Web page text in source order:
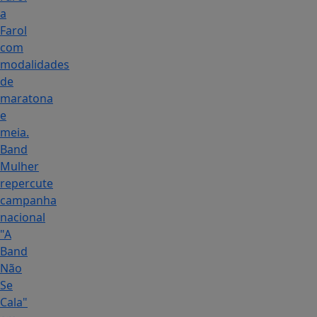
a
Farol
com
modalidades
de
maratona
e
meia.
Band
Mulher
repercute
campanha
nacional
"A
Band
Não
Se
Cala"